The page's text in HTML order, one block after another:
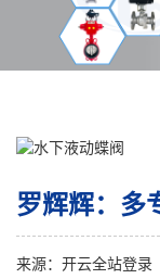
罗辉辉：多
来源： 开云全站登录